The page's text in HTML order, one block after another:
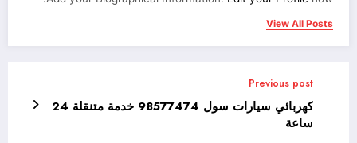
View All Posts
Previous post
كهربائي سيارات سول 98577474 خدمة متنقلة 24
ساعة